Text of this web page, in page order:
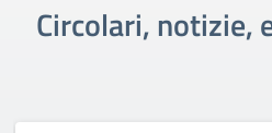
Circolari, notizie,